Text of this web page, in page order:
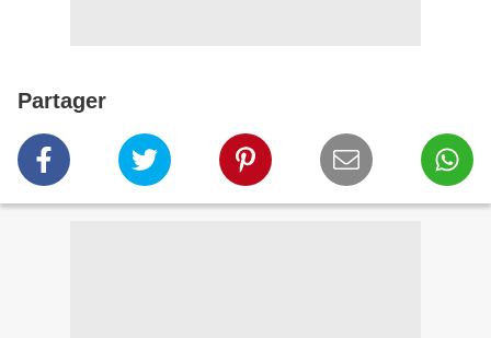
Partager